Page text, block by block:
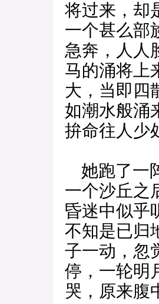
将过来，却
一个甚么部
急奔，人人
马的涌将上
大，当即四
如潮水般涌
拚命往人少
她跑了一
一个沙丘之
昏迷中似乎
不知是已归
子一动，忽
停，一轮明
哭，原来腹